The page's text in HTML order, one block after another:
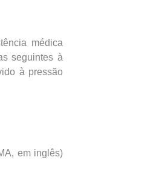
médica
seguintes à
à pressão
em inglês)